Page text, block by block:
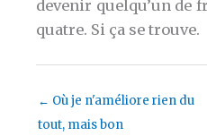
devenir quelqu’un de
quatre. Si ça se trouve.
← Où je n'améliore rien du
tout, mais bon